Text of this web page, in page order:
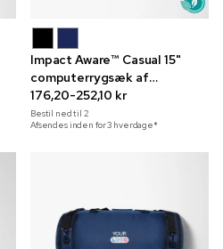
Impact Aware™ Casual 15"
computerrygsæk af
genanvendt materiale
176,20-252,10 kr
Bestil ned til 2
Afsendes inden for 3 hverdage*